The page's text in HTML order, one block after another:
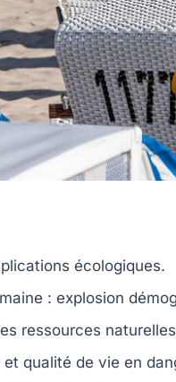
écologiques.
: explosion
ressources naturelles
et qualité de vie en